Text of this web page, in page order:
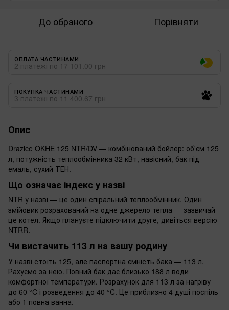
До обраного Порівняти
ОПЛАТА ЧАСТИНАМИ
2 платежі по 17 101.00 грн
ПОКУПКА ЧАСТИНАМИ
3 платежі по 11 400.67 грн
Опис
Drazice OKHE 125 NTR/DV — комбінований бойлер: об'єм 125
л, потужність теплообмінника 32 кВт, навісний, бак під
емаль, сухий ТЕН.
Що означає індекс у назві
NTR у назві — це один спіральний теплообмінник. Один
змійовик розрахований на одне джерело тепла — зазвичай
це котел. Якщо плануєте підключити друге, дивіться версію
NTRR.
Чи вистачить 113 л на вашу родину
У назві стоїть 125, але паспортна ємність бака — 113 л.
Рахуємо за нею. Повний бак дає близько 188 л води
комфортної температури. Розрахунок для 113 л за нагріву
до 60 °C і розведення до 40 °C. Це приблизно 4 душі поспіль
або 1 повна ванна.